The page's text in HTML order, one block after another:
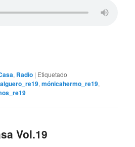
, Radio | Etiquetado
,mónicahermo_re19,
Vol.19